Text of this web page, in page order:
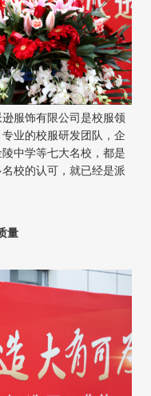
服饰有限公司是校服领
业的校服研发团队，企
中学等七大名校，都是
校的认可，就已经是派
量